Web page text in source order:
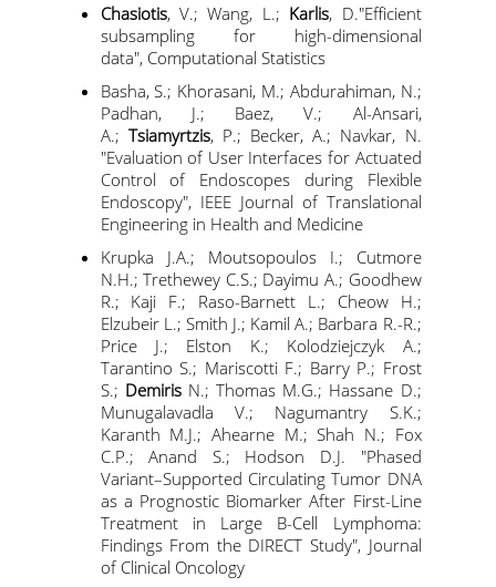
ΟΙΚΟΝΟΜΙΚΩΝ ΣΠΟΥΔΩΝ
ΤΜΗΜΑ ΟΙΚΟΝΟΜΙΚΗΣ
ΕΠΙΣΤΗΜΗΣ
ΣΧΟΛΗ ΔΙΟΙΚΗΣΗΣ
ΕΠΙΧΕΙΡΗΣΕΩΝ
<NONE>
ΤΜΗΜΑ ΔΙΟΙΚΗΤΙΚΗΣ
ΕΠΙΣΤΗΜΗΣ &
ΤΕΧΝΟΛΟΓΙΑΣ
ΤΜΗΜΑ ΟΡΓΑΝΩΣΗΣ ΚΑΙ
ΔΙΟΙΚΗΣΗΣ
ΕΠΙΧΕΙΡΗΣΕΩΝ
ΤΜΗΜΑ ΛΟΓΙΣΤΙΚΗΣ &
Chasiotis, V.; Wang, L.; Karlis, D."Efficient
subsampling for high-dimensional
data", Computational Statistics
Basha, S.; Khorasani, M.; Abdurahiman, N.;
Padhan, J.; Baez, V.; Al-Ansari,
A.; Tsiamyrtzis, P.; Becker, A.; Navkar, N.
"Evaluation of User Interfaces for Actuated
Control of Endoscopes during Flexible
Endoscopy", IEEE Journal of Translational
Engineering in Health and Medicine
Krupka J.A.; Moutsopoulos I.; Cutmore
N.H.; Trethewey C.S.; Dayimu A.; Goodhew
R.; Kaji F.; Raso-Barnett L.; Cheow H.;
Elzubeir L.; Smith J.; Kamil A.; Barbara R.-R.;
Price J.; Elston K.; Kolodziejczyk A.;
Tarantino S.; Mariscotti F.; Barry P.; Frost
S.; DemirisN.; Thomas M.G.; Hassane D.;
Munugalavadla V.; Nagumantry S.K.;
Karanth M.J.; Ahearne M.; Shah N.; Fox
C.P.; Anand S.; Hodson D.J. "Phased
Variant–Supported Circulating Tumor DNA
as a Prognostic Biomarker After First-Line
Treatment in Large B-Cell Lymphoma:
Findings From the DIRECT Study", Journal
of Clinical Oncology